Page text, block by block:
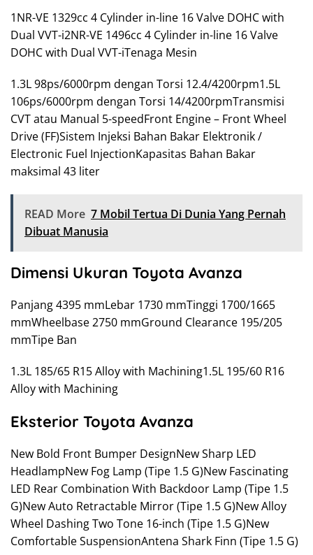
1NR-VE 1329cc 4 Cylinder in-line 16 Valve DOHC with
Dual VVT-i2NR-VE 1496cc 4 Cylinder in-line 16 Valve
DOHC with Dual VVT-iTenaga Mesin
1.3L 98ps/6000rpm dengan Torsi 12.4/4200rpm1.5L
106ps/6000rpm dengan Torsi 14/4200rpmTransmisi
CVT atau Manual 5-speedFront Engine – Front Wheel
Drive (FF)Sistem Injeksi Bahan Bakar Elektronik /
Electronic Fuel InjectionKapasitas Bahan Bakar
maksimal 43 liter
READ More 7 Mobil Tertua Di Dunia Yang Pernah
Dibuat Manusia
Dimensi Ukuran Toyota Avanza
Panjang 4395 mmLebar 1730 mmTinggi 1700/1665
mmWheelbase 2750 mmGround Clearance 195/205
mmTipe Ban
1.3L 185/65 R15 Alloy with Machining1.5L 195/60 R16
Alloy with Machining
Eksterior Toyota Avanza
New Bold Front Bumper DesignNew Sharp LED
HeadlampNew Fog Lamp (Tipe 1.5 G)New Fascinating
LED Rear Combination With Backdoor Lamp (Tipe 1.5
G)New Auto Retractable Mirror (Tipe 1.5 G)New Alloy
Wheel Dashing Two Tone 16-inch (Tipe 1.5 G)New
Comfortable SuspensionAntena Shark Finn (Tipe 1.5 G)